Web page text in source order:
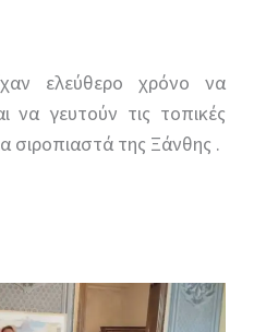
ελεύθερο χρόνο να
να γευτούν τις τοπικές
σιροπιαστά της Ξάνθης .